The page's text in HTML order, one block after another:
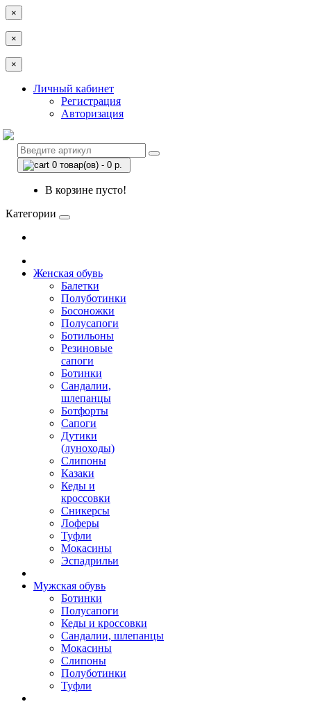
×
×
×
Личный кабинет
Регистрация
Авторизация
0 товар(ов) - 0 р.
В корзине пусто!
Категории
Женская обувь
Балетки
Полуботинки
Босоножки
Полусапоги
Ботильоны
Резиновые
сапоги
Ботинки
Сандалии,
шлепанцы
Ботфорты
Сапоги
Дутики
(луноходы)
Слипоны
Казаки
Кеды и
кроссовки
Сникерсы
Лоферы
Туфли
Мокасины
Эспадрильи
Мужская обувь
Ботинки
Полусапоги
Кеды и кроссовки
Сандалии, шлепанцы
Мокасины
Слипоны
Полуботинки
Туфли